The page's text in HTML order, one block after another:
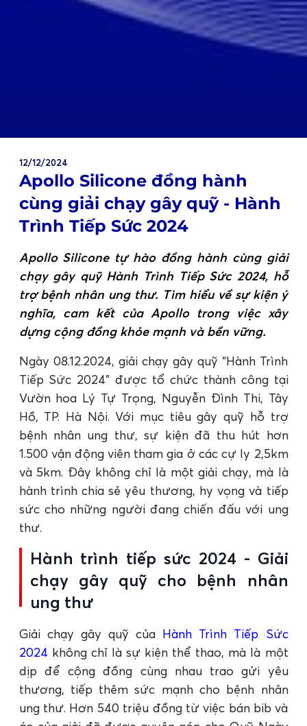
12/12/2024
Apollo Silicone đồng hành
cùng giải chạy gây quỹ - Hành
Trình Tiếp Sức 2024
Apollo Silicone tự hào đồng hành cùng giải
chạy gây quỹ Hành Trình Tiếp Sức 2024, hỗ
trợ bệnh nhân ung thư. Tìm hiểu về sự kiện ý
nghĩa, cam kết của Apollo trong việc xây
dựng cộng đồng khỏe mạnh và bền vững.
Ngày 08.12.2024, giải chạy gây quỹ “Hành Trình
Tiếp Sức 2024” được tổ chức thành công tại
Vườn hoa Lý Tự Trọng, Nguyễn Đình Thi, Tây
Hồ, TP. Hà Nội. Với mục tiêu gây quỹ hỗ trợ
bệnh nhân ung thư, sự kiện đã thu hút hơn
1.500 vận động viên tham gia ở các cự ly 2,5km
và 5km. Đây không chỉ là một giải chạy, mà là
hành trình chia sẻ yêu thương, hy vọng và tiếp
sức cho những người đang chiến đấu với ung
thư.
Hành trình tiếp sức 2024 - Giải
chạy gây quỹ cho bệnh nhân
ung thư
Giải chạy gây quỹ của Hành Trình Tiếp Sức
2024 không chỉ là sự kiện thể thao, mà là một
dịp để cộng đồng cùng nhau trao gửi yêu
thương, tiếp thêm sức mạnh cho bệnh nhân
ung thư. Hơn 540 triệu đồng từ việc bán bib và